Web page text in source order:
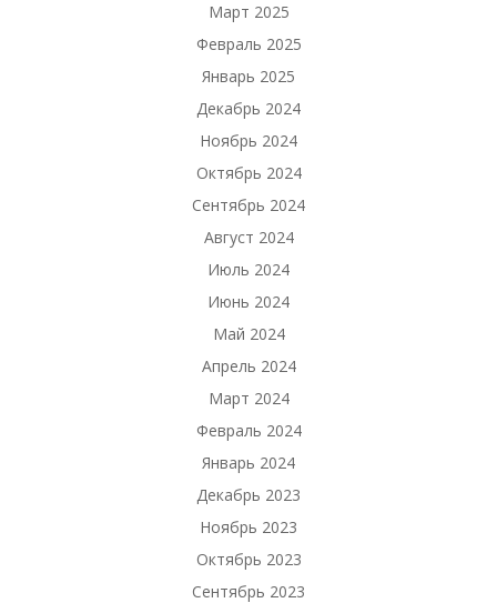
Март 2025
Февраль 2025
Январь 2025
Декабрь 2024
Ноябрь 2024
Октябрь 2024
Сентябрь 2024
Август 2024
Июль 2024
Июнь 2024
Май 2024
Апрель 2024
Март 2024
Февраль 2024
Январь 2024
Декабрь 2023
Ноябрь 2023
Октябрь 2023
Сентябрь 2023